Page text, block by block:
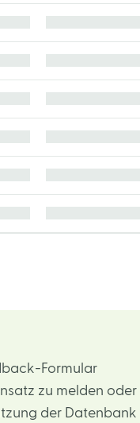
Formular
zu melden oder
der Datenbank